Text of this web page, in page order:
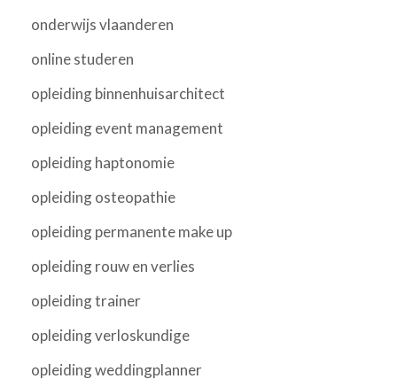
onderwijs vlaanderen
online studeren
opleiding binnenhuisarchitect
opleiding event management
opleiding haptonomie
opleiding osteopathie
opleiding permanente make up
opleiding rouw en verlies
opleiding trainer
opleiding verloskundige
opleiding weddingplanner